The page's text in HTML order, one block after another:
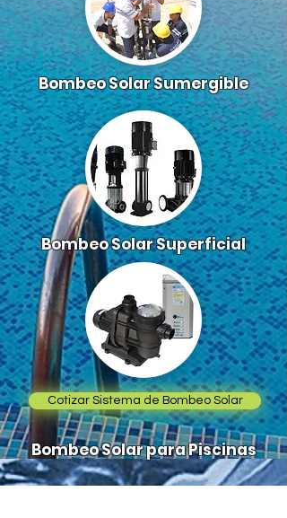
Bombeo Solar Sumergible
Bombeo Solar Superficial
Cotizar Sistema de Bombeo Solar
Bombeo Solar para Piscinas